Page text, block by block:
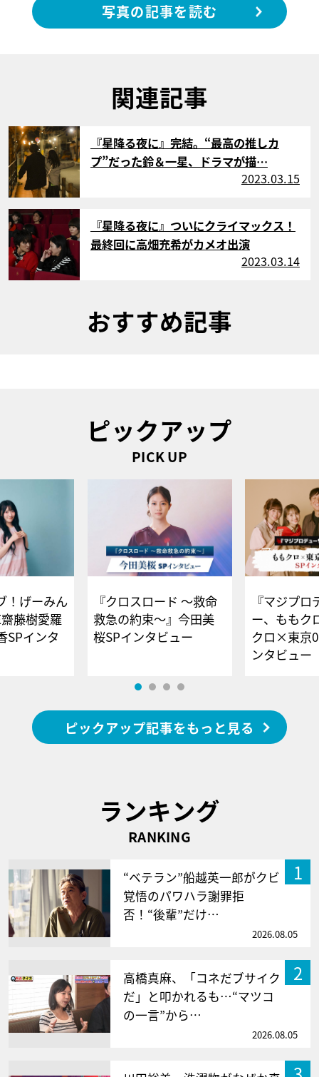
写真の記事を読む
関連記事
サムネイル
『星降る夜に』完結。“最高の推しカ
プ”だった鈴＆一星、ドラマが描…
2023.03.15
サムネイル
『星降る夜に』ついにクライマックス！
最終回に高畑充希がカメオ出演
2023.03.14
おすすめ記事
ピックアップ
PICK UP
！げーみん
藤樹愛羅
SPインタ
『クロスロード ～救命
救急の約束～』今田美
桜SPインタビュー
『マジプロ
ー、ももク
クロ×東京
ンタビュー
ピックアップ記事をもっと見る
ランキング
RANKING
1
“ベテラン”船越英一郎がクビ
覚悟のパワハラ謝罪拒
否！“後輩”だけ…
2026.08.05
2
高橋真麻、「コネだブサイク
だ」と叩かれるも…“マツコ
の一言”から…
2026.08.05